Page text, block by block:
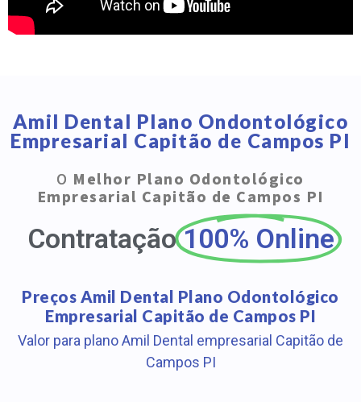
Amil Dental Plano Ondontológico
Empresarial Capitão de Campos PI
O Melhor Plano Odontológico
Empresarial Capitão de Campos PI
Contratação 100% Online
Preços Amil Dental Plano Odontológico
Empresarial Capitão de Campos PI
Valor para plano Amil Dental empresarial Capitão de
Campos PI